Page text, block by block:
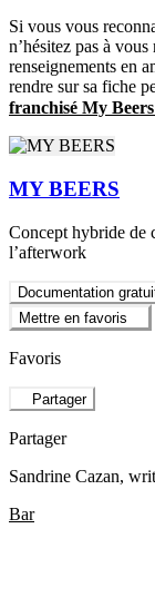
Si vous vous
n’hésitez pas à
renseignements en
rendre sur sa fiche
franchisé My Beers
MY BEERS
Concept hybride de
l’afterwork
Documentation
Mettre en favoris
Favoris
Partager
Partager
Sandrine Cazan,
Bar